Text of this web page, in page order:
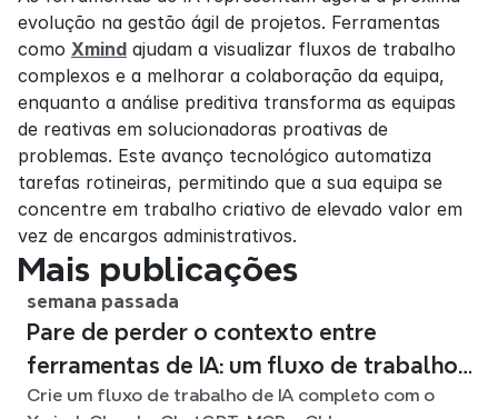
evolução na gestão ágil de projetos. Ferramentas
como Xmind ajudam a visualizar fluxos de trabalho
complexos e a melhorar a colaboração da equipa,
enquanto a análise preditiva transforma as equipas
de reativas em solucionadoras proativas de
problemas. Este avanço tecnológico automatiza
tarefas rotineiras, permitindo que a sua equipa se
concentre em trabalho criativo de elevado valor em
vez de encargos administrativos.
Mais publicações
semana passada
Pare de perder o contexto entre
ferramentas de IA: um fluxo de trabalho
ligado com o Xmind
Crie um fluxo de trabalho de IA completo com o